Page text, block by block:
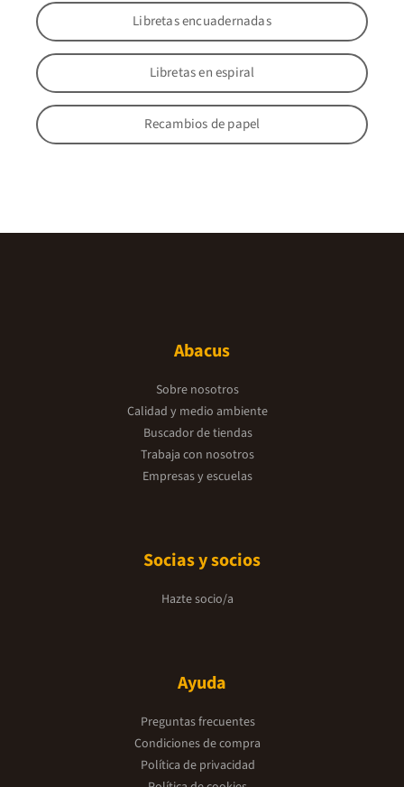
Libretas encuadernadas
Libretas en espiral
Recambios de papel
Abacus
Sobre nosotros
Calidad y medio ambiente
Buscador de tiendas
Trabaja con nosotros
Empresas y escuelas
Socias y socios
Hazte socio/a
Ayuda
Preguntas frecuentes
Condiciones de compra
Política de privacidad